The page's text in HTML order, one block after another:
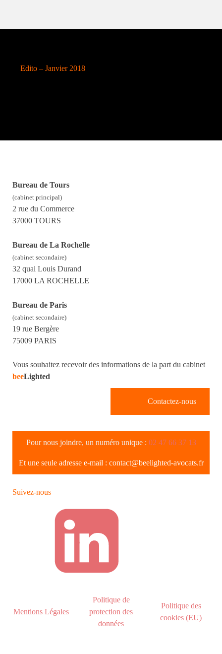
Edito – Janvier 2018
Bureau de Tours
(cabinet principal)
2 rue du Commerce
37000 TOURS
Bureau de La Rochelle
(cabinet secondaire)
32 quai Louis Durand
17000 LA ROCHELLE
Bureau de Paris
(cabinet secondaire)
19 rue Bergère
75009 PARIS
Vous souhaitez recevoir des informations de la part du cabinet
beeLighted
Contactez-nous
Pour nous joindre, un numéro unique : 02 47 66 37 13
Et une seule adresse e-mail : contact@beelighted-avocats.fr
Suivez-nous
Mentions Légales
Politique de
protection des
données
Politique des
cookies (EU)